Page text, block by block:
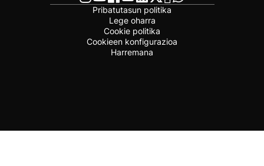
Pribatutasun politika
Lege oharra
Cookie politika
Cookieen konfigurazioa
Harremana